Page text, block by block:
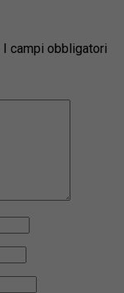
I campi obbligatori